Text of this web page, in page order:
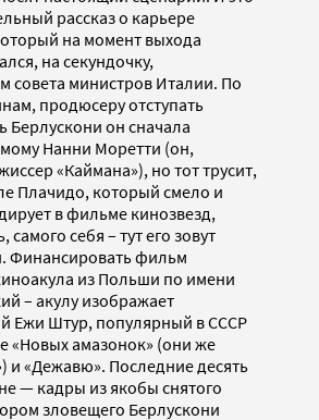
рассказ о карьере
на момент выхода
на секундочку,
совета министров Италии. По
продюсеру отступать
Берлускони он сначала
Нанни Моретти (он,
«Каймана»), но тот трусит,
Плачидо, который смело и
в фильме кинозвезд,
самого себя – тут его зовут
Финансировать фильм
из Польши по имени
– акулу изображает
Ежи Штур, популярный в СССР
«Новых амазонок» (они же
и «Дежавю». Последние десять
— кадры из якобы снятого
зловещего Берлускони